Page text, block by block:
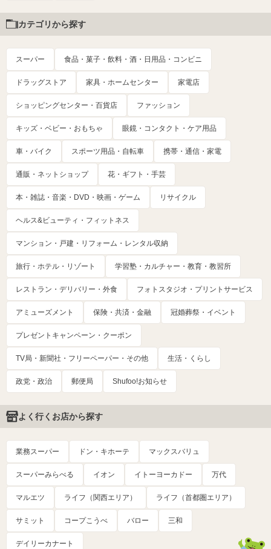
カテゴリから探す
スーパー 食品・菓子・飲料・酒・日用品・コンビニ
ドラッグストア 家具・ホームセンター 家電店
ショッピングセンター・百貨店 ファッション
キッズ・ベビー・おもちゃ 眼鏡・コンタクト・ケア用品
車・バイク スポーツ用品・自転車 携帯・通信・家電
通販・ネットショップ 花・ギフト・手芸
本・雑誌・音楽・DVD・映画・ゲーム リサイクル
ヘルス&ビューティ・フィットネス
マンション・戸建・リフォーム・レンタル収納
旅行・ホテル・リゾート 学習塾・カルチャー・教育・教習所
レストラン・デリバリー・外食 フォトスタジオ・プリントサービス
アミューズメント 保険・共済・金融 冠婚葬祭・イベント
プレゼントキャンペーン・クーポン
TV局・新聞社・フリーペーパー・その他 生活・くらし
政党・政治 郵便局 Shufoo!お知らせ
よく行くお店から探す
業務スーパー ドン・キホーテ マックスバリュ
スーパーみらべる イオン イトーヨーカドー 万代
マルエツ ライフ（関西エリア） ライフ（首都圏エリア）
サミット コープこうべ バロー 三和
デイリーカナート